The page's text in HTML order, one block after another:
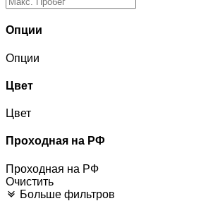
Опции
Опции
Цвет
Цвет
Проходная на РФ
Проходная на РФ
Очистить
Больше фильтров